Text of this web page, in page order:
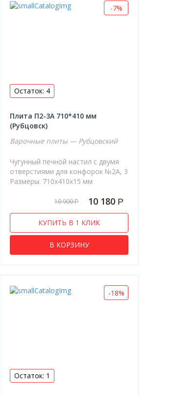
-7%
Остаток: 4
Плита П2-3А 710*410 мм
(Рубцовск)
Варочные плиты — Рубцовский
Чугунный печной настил с двумя
отверстиями для конфорок №2А, 3
Размеры: 710х410х15 мм
10 900Р 10 180 Р
КУПИТЬ В 1 КЛИК
В КОРЗИНУ
-18%
Остаток: 1